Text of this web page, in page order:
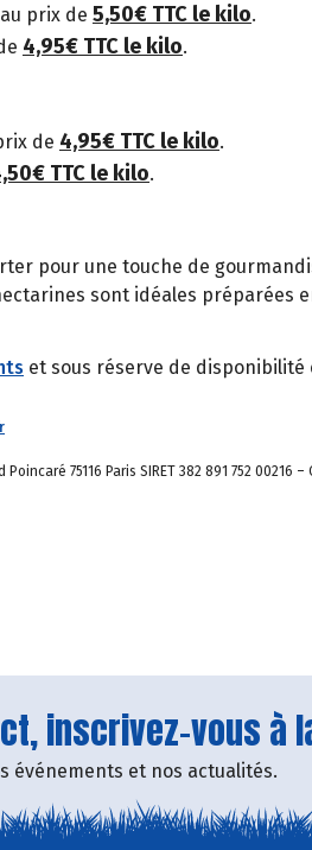
au prix de 5,50€ TTC le kilo.
4,95€ TTC le kilo.
de 4,95€ TTC le kilo.
TTC le kilo.
pour une touche de
sont idéales préparées
et sous réserve de disponibilité
75116 Paris SIRET 382 891 752 00216 –
inscrivez-vous à
événements et nos actualités.